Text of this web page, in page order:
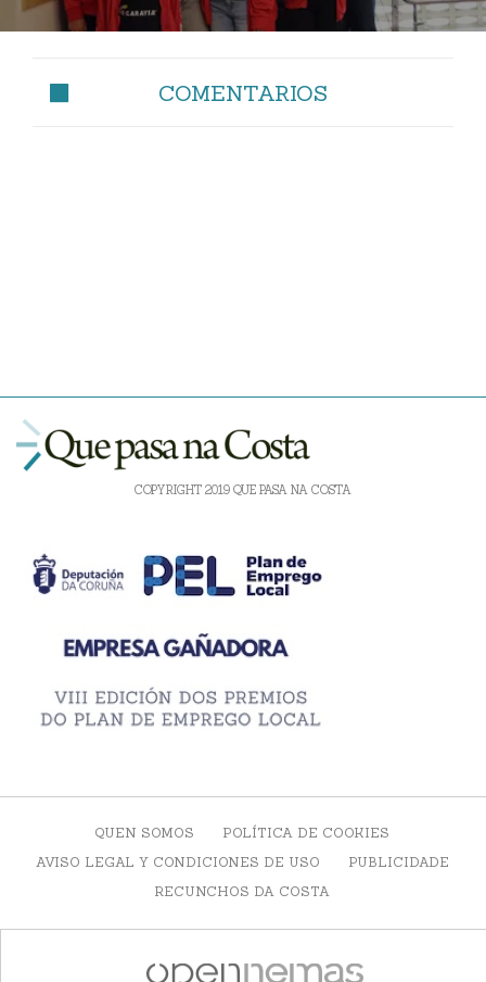
COMENTARIOS
COPYRIGHT 2019 QUE PASA NA COSTA
QUEN SOMOS
POLÍTICA DE COOKIES
AVISO LEGAL Y CONDICIONES DE USO
PUBLICIDADE
RECUNCHOS DA COSTA